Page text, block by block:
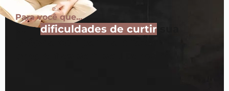
Para você que...
temdificuldades de curtir